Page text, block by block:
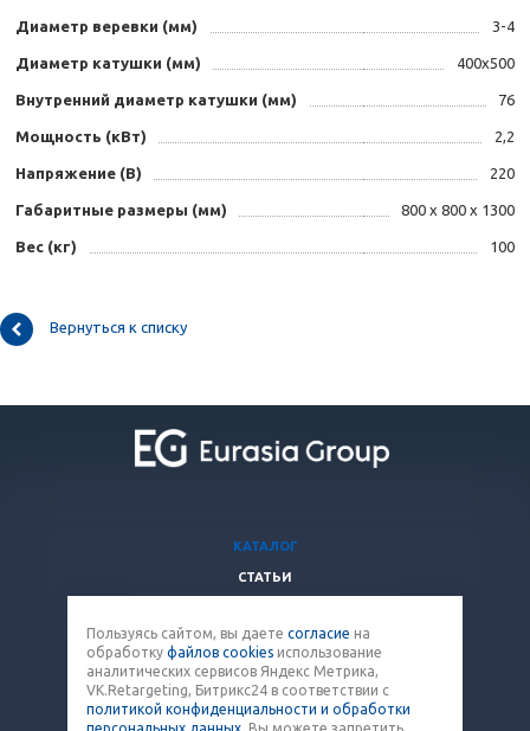
Диаметр веревки (мм) 3-4
Диаметр катушки (мм) 400х500
Внутренний диаметр катушки (мм) 76
Мощность (кВт) 2,2
Напряжение (В) 220
Габаритные размеры (мм) 800 x 800 x 1300
Вес (кг) 100
Вернуться к списку
КАТАЛОГ
СТАТЬИ
КОМПАНИЯ
КОНТАКТЫ
8 (800) 707-12-53
Пользуясь сайтом, вы даете согласие на
обработку файлов cookies использование
аналитических сервисов Яндекс Метрика,
VK.Retargeting, Битрикс24 в соответствии с
политикой конфиденциальности и обработки